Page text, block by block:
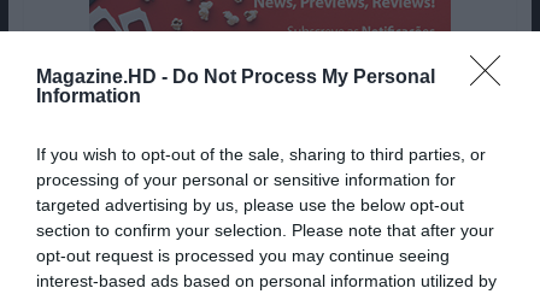
Magazine.HD - Do Not Process My Personal
Information
If you wish to opt-out of the sale, sharing to third parties, or
processing of your personal or sensitive information for
targeted advertising by us, please use the below opt-out
section to confirm your selection. Please note that after your
opt-out request is processed you may continue seeing
interest-based ads based on personal information utilized by
Não seria nenhuma surpresa saber que alguém
olhou para estes dois cartazes e supôs que se
tratavam de obras promocionais do mesmo filme.